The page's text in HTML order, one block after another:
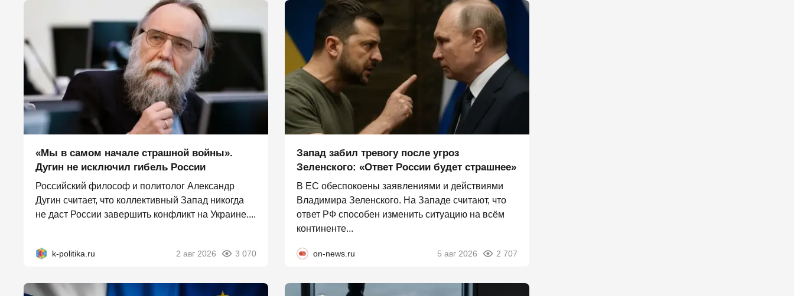
«Мы в самом начале страшной войны».
Дугин не исключил гибель России
Российский философ и политолог Александр
Дугин считает, что коллективный Запад никогда
не даст России завершить конфликт на Украине....
k-politika.ru 2 авг 2026 3 070
Запад забил тревогу после угроз
Зеленского: «Ответ России будет страшнее»
В ЕС обеспокоены заявлениями и действиями
Владимира Зеленского. На Западе считают, что
ответ РФ способен изменить ситуацию на всём
континенте...
on-news.ru 5 авг 2026 2 707